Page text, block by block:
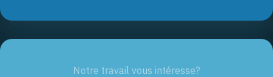
Notre travail vous intéresse?